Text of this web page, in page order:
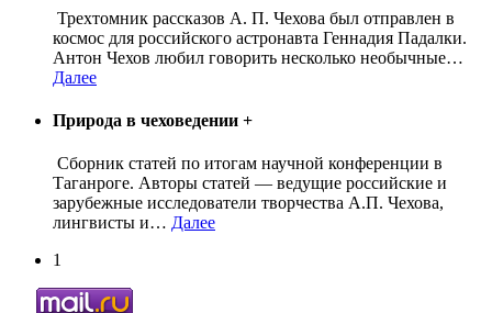
Трехтомник рассказов А. П. Чехова был отправлен в
космос для российского астронавта Геннадия Падалки.
Антон Чехов любил говорить несколько необычные…
Далее
Природа в чеховедении +
Сборник статей по итогам научной конференции в
Таганроге. Авторы статей — ведущие российские и
зарубежные исследователи творчества А.П. Чехова,
лингвисты и… Далее
1